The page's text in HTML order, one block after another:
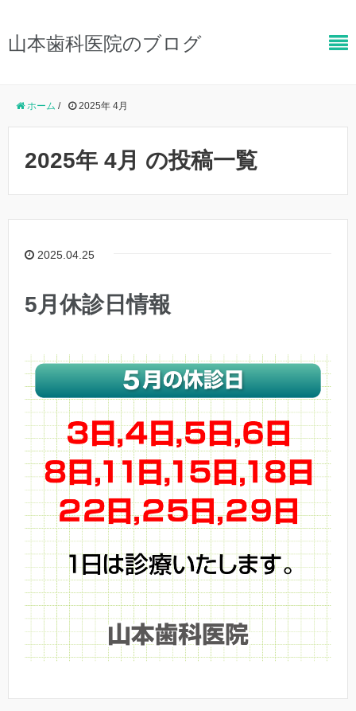
山本歯科医院のブログ
ホーム / 2025年 4月
2025年 4月 の投稿一覧
2025.04.25
5月休診日情報